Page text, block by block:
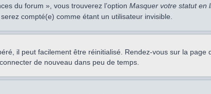
du forum », vous trouverez l’option Masquer votre statut en
compté(e) comme étant un utilisateur invisible.
il peut facilement être réinitialisé. Rendez-vous sur la page
de nouveau dans peu de temps.